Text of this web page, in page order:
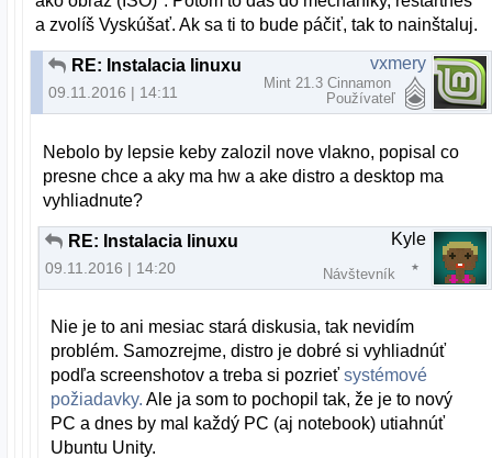
a zvolíš Vyskúšať. Ak sa ti to bude páčiť, tak to nainštaluj.
RE: Instalacia linuxu
09.11.2016 | 14:11
vxmery
Mint 21.3 Cinnamon
Používateľ
Nebolo by lepsie keby zalozil nove vlakno, popisal co
presne chce a aky ma hw a ake distro a desktop ma
vyhliadnute?
RE: Instalacia linuxu
09.11.2016 | 14:20
Kyle
Návštevník
Nie je to ani mesiac stará diskusia, tak nevidím
problém. Samozrejme, distro je dobré si vyhliadnúť
podľa screenshotov a treba si pozrieťsystémové
požiadavky. Ale ja som to pochopil tak, že je to nový
PC a dnes by mal každý PC (aj notebook) utiahnúť
Ubuntu Unity.